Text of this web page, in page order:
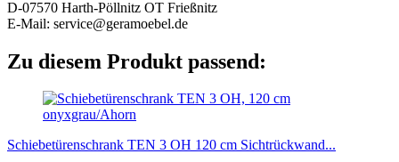
D-07570 Harth-Pöllnitz OT Frießnitz
E-Mail: service@geramoebel.de
Zu diesem Produkt passend:
Schiebetürenschrank TEN 3 OH 120 cm Sichtrückwand...